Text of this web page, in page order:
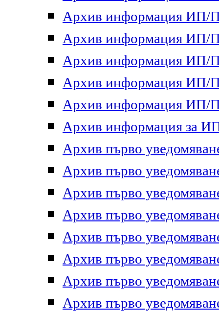
Архив информация ИП/
Архив информация ИП/
Архив информация ИП/
Архив информация ИП/
Архив информация ИП/
Архив информация за
Архив първо
Архив първо
Архив първо
Архив първо
Архив първо
Архив първо
Архив първо
Архив първо